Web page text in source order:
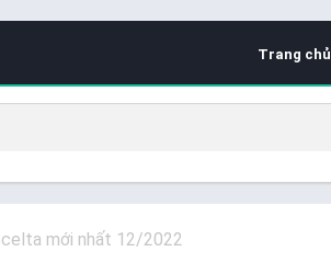
Trang chủ
mới nhất 12/2022